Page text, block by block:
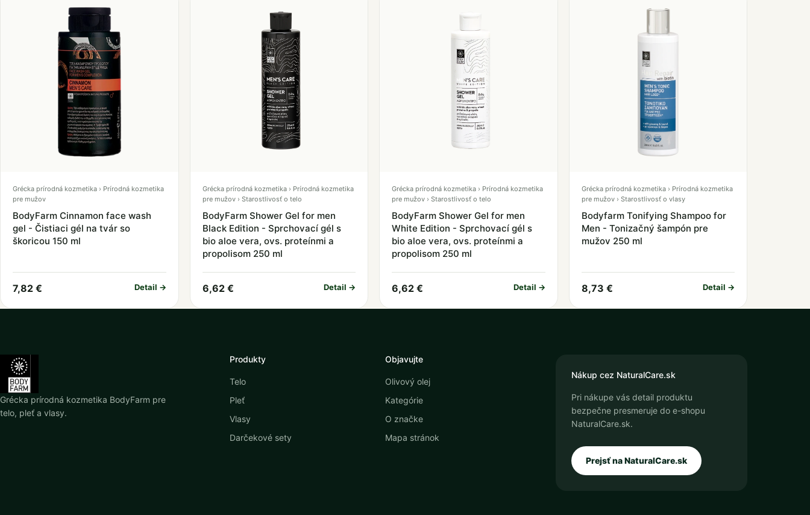
Grécka prírodná kozmetika › Prírodná kozmetika
pre mužov
BodyFarm Cinnamon face wash
gel - Čistiaci gél na tvár so
škoricou 150 ml
7,82 € Detail →
Grécka prírodná kozmetika › Prírodná kozmetika
pre mužov › Starostlivosť o telo
BodyFarm Shower Gel for men
Black Edition - Sprchovací gél s
bio aloe vera, ovs. proteínmi a
propolisom 250 ml
6,62 € Detail →
Grécka prírodná kozmetika › Prírodná kozmetika
pre mužov › Starostlivosť o telo
BodyFarm Shower Gel for men
White Edition - Sprchovací gél s
bio aloe vera, ovs. proteínmi a
propolisom 250 ml
6,62 € Detail →
Grécka prírodná kozmetika › Prírodná kozmetika
pre mužov › Starostlivosť o vlasy
Bodyfarm Tonifying Shampoo for
Men - Tonizačný šampón pre
mužov 250 ml
8,73 € Detail →
Grécka prírodná kozmetika BodyFarm pre
telo, pleť a vlasy.
Produkty
Telo
Pleť
Vlasy
Darčekové sety
Objavujte
Olivový olej
Kategórie
O značke
Mapa stránok
Nákup cez NaturalCare.sk
Pri nákupe vás detail produktu
bezpečne presmeruje do e-shopu
NaturalCare.sk.
Prejsť na NaturalCare.sk